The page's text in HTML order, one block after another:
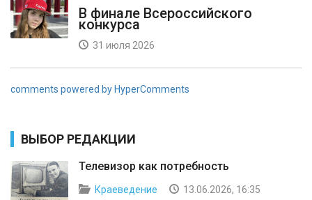
В финале Всероссийского
конкурса
31 июля 2026
comments powered by HyperComments
ВЫБОР РЕДАКЦИИ
Телевизор как потребность
Краеведение 13.06.2026, 16:35